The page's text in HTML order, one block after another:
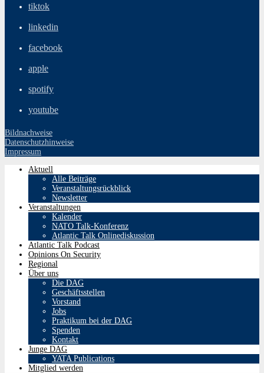
tiktok
linkedin
facebook
apple
spotify
youtube
Bildnachweise
Datenschutzhinweise
Impressum
Aktuell
Alle Beiträge
Veranstaltungsrückblick
Newsletter
Veranstaltungen
Kalender
NATO Talk-Konferenz
Atlantic Talk Onlinediskussion
Atlantic Talk Podcast
Opinions On Security
Regional
Über uns
Die DAG
Geschäftsstellen
Vorstand
Jobs
Praktikum bei der DAG
Spenden
Kontakt
Junge DAG
YATA Publications
Mitglied werden